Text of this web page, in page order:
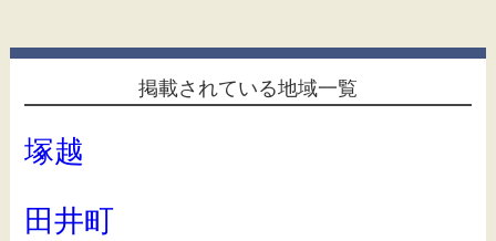
掲載されている地域一覧
塚越
田井町